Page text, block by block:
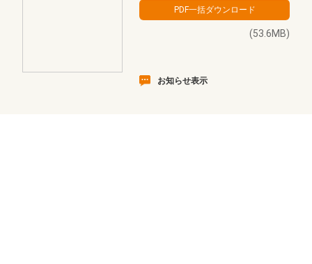
(53.6MB)
お知らせ表示